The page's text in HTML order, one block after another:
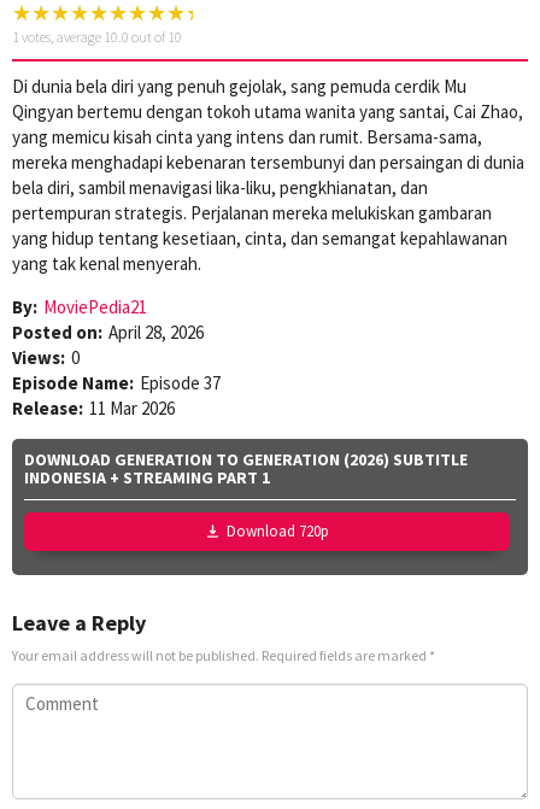
1 votes, average 10.0 out of 10
Di dunia bela diri yang penuh gejolak, sang pemuda cerdik Mu
Qingyan bertemu dengan tokoh utama wanita yang santai, Cai Zhao,
yang memicu kisah cinta yang intens dan rumit. Bersama-sama,
mereka menghadapi kebenaran tersembunyi dan persaingan di dunia
bela diri, sambil menavigasi lika-liku, pengkhianatan, dan
pertempuran strategis. Perjalanan mereka melukiskan gambaran
yang hidup tentang kesetiaan, cinta, dan semangat kepahlawanan
yang tak kenal menyerah.
By: MoviePedia21
Posted on: April 28, 2026
Views: 0
Episode Name: Episode 37
Release: 11 Mar 2026
DOWNLOAD GENERATION TO GENERATION (2026) SUBTITLE
INDONESIA + STREAMING PART 1
Download 720p
Leave a Reply
Your email address will not be published. Required fields are marked *